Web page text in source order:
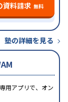
資料請求 無料
塾の詳細を見る
用アプリで、オン